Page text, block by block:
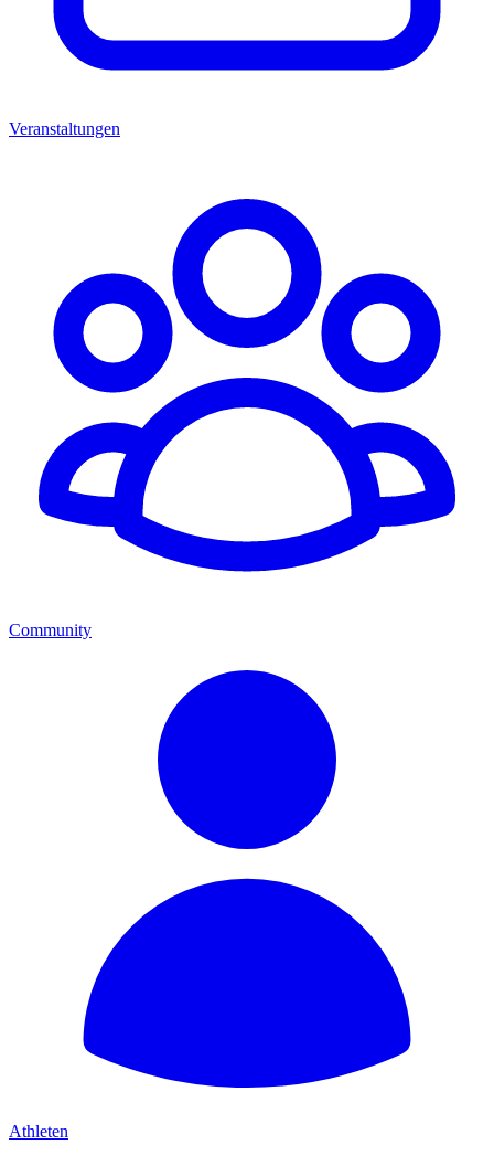
Veranstaltungen
Community
Athleten